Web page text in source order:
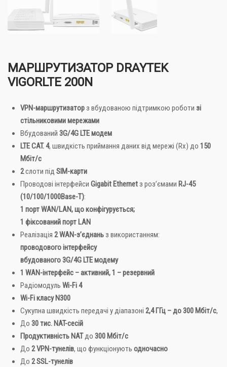
МАРШРУТИЗАТОР DRAYTEK
VIGORLTE 200N
VPN-маршрутизатор з вбудованою підтримкою роботи зі
стільниковими мережами
Вбудований 3G/4G LTE модем
LTE CAT. 4, швидкість приймання даних від мережі (Rx) до 150
Мбіт/с
2слоти під SIM-карти
Проводові інтерфейси Gigabit Ethernet з роз’ємами RJ-45
(10/100/1000Base-T):
1 порт WAN/LAN, що конфігурується;
1 фіксований порт LAN
Реалізація 2 WAN-з’єднань з використанням:
проводового інтерфейсу
вбудованого 3G/4G LTE модему
1 WAN-інтерфейс – активний, 1 – резервний
Радіомодуль Wi-Fi 4
Wi-Fi класу N300
Сукупна швидкість передачі у діапазоні 2,4 ГГц – до 300 Мбіт/с,
До 30 тис. NAT-сесій
Продуктивність NATдо 300 Мбіт/с
До 2 VPN-тунелів, що функціонують одночасно
До 2 SSL-тунелів